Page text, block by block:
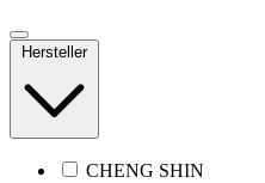
Hersteller
CHENG SHIN